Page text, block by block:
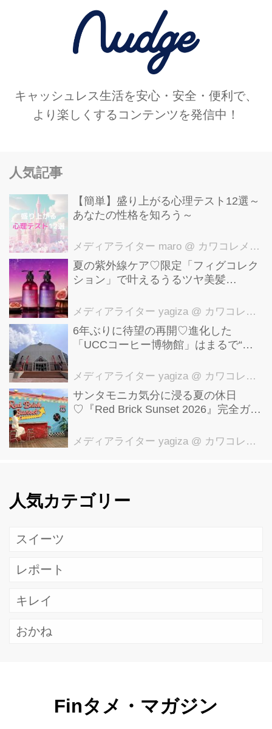
キャッシュレス生活を安心・安全・便利で、
より楽しくするコンテンツを発信中！
人気記事
【簡単】盛り上がる心理テスト12選～
あなたの性格を知ろう～
メディアライター maro @ カワコレメディア編集部
夏の紫外線ケア♡限定「フィグコレク
ション」で叶えるうるツヤ美髪
メディアライター yagiza @ カワコレメディア編集部
6年ぶりに待望の再開♡進化した
「UCCコーヒー博物館」はまるで“コ
貌を公開
メディアライター yagiza @ カワコレメディア編集部
サンタモニカ気分に浸る夏の休日
♡『Red Brick Sunset 2026』完全ガイ
メディアライター yagiza @ カワコレメディア編集部
人気カテゴリー
スイーツ
レポート
キレイ
おかね
Finタメ・マガジン